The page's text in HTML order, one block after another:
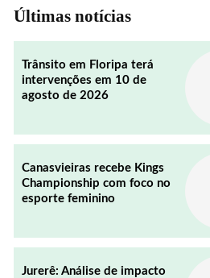
Últimas notícias
Trânsito em Floripa terá
intervenções em 10 de
agosto de 2026
Canasvieiras recebe Kings
Championship com foco no
esporte feminino
Jurerê: Análise de impacto